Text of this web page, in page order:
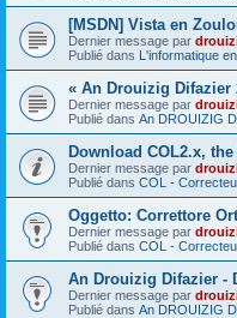
[MSDN] Vista en
Dernier message par
Publié dans L'informatique
« An Drouizig Difazier
Dernier message par
Publié dans An DROUIZIG
Download COL2.x,
Dernier message par
Publié dans COL -
Oggetto: Correttore
Dernier message par
Publié dans COL -
An Drouizig Difazier -
Dernier message par
Publié dans An DROUIZIG